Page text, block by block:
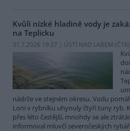
Kvůli nízké hladině vody je
na Teplicku
31.7.2026 19:27 | ÚSTÍ NAD LABEM (ČTK)
nádrže ve stejném okresu. Vodu
Loni v rybníku uhynuly čtyři tuny ryb.
přes léto častější, mnohdy se ale
informoval mluvčí severočeských